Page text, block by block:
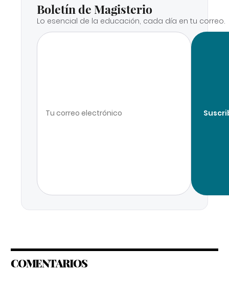
Boletín de Magisterio
Lo esencial de la educación, cada día en tu correo.
COMENTARIOS